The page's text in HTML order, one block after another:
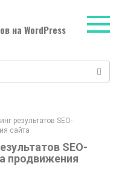
на WordPress
результатов SEO-
сайта
SEO-
продвижения